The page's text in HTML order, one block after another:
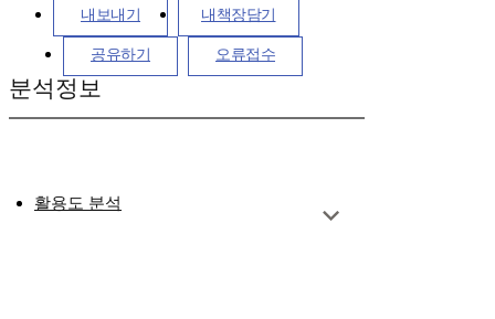
내보내기 내책장담기
공유하기 오류접수
분석정보
활용도 분석